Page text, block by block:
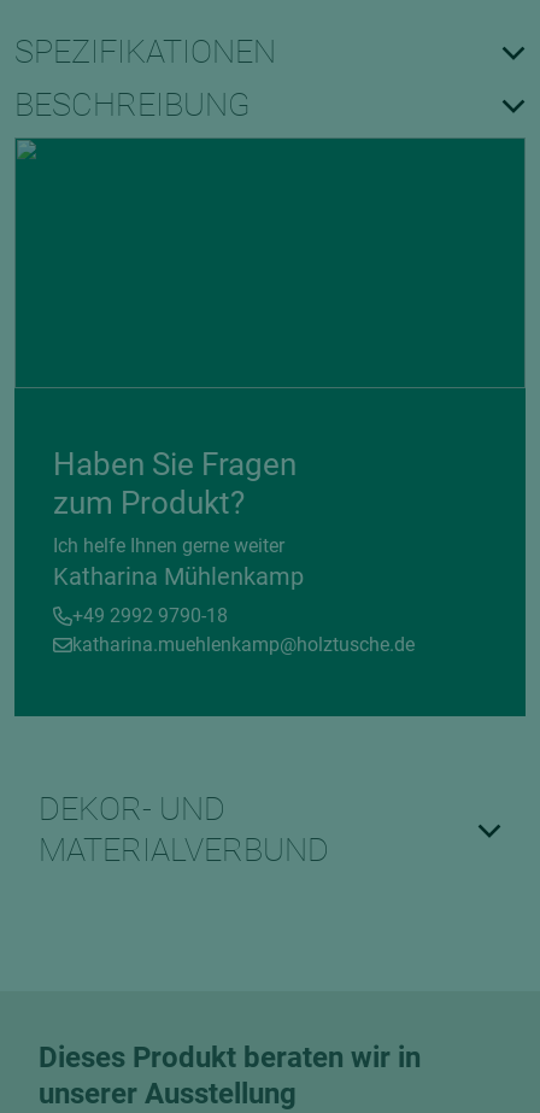
SPEZIFIKATIONEN
BESCHREIBUNG
Haben Sie Fragen
zum Produkt?
Ich helfe Ihnen gerne weiter
Katharina Mühlenkamp
+49 2992 9790-18
katharina.muehlenkamp@holztusche.de
DEKOR- UND
MATERIALVERBUND
Dieses Produkt beraten wir in
unserer Ausstellung